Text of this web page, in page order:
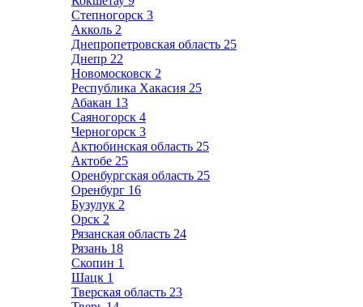
Степногорск 3
Акколь 2
Днепропетровская область 25
Днепр 22
Новомосковск 2
Республика Хакасия 25
Абакан 13
Саяногорск 4
Черногорск 3
Актюбинская область 25
Актобе 25
Оренбургская область 25
Оренбург 16
Бузулук 2
Орск 2
Рязанская область 24
Рязань 18
Скопин 1
Шацк 1
Тверская область 23